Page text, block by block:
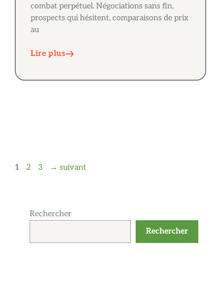
combat perpétuel. Négociations sans fin,
prospects qui hésitent, comparaisons de prix
au
Lire plus
Page
1 Page
2 Page
3 → suivant
Rechercher
Rechercher